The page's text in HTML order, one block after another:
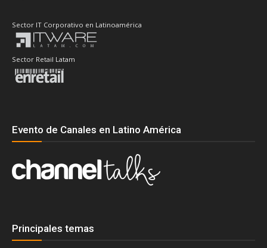
Sector IT Corporativo en Latinoamérica
Sector Retail Latam
Evento de Canales en Latino América
Principales temas